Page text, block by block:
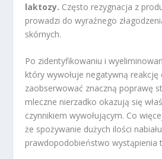
laktozy. Często rezygnacja z
prowadzi do wyraźnego
skórnych.
Po zidentyfikowaniu i
który wywołuje negatywną
zaobserwować znaczną poprawę
mleczne nierzadko okazują się
czynnikiem wywołującym. Co
że spożywanie dużych ilości
prawdopodobieństwo wystąpienia